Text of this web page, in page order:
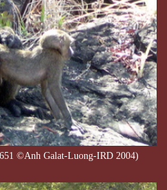
©Anh Galat-Luong-IRD 2004)